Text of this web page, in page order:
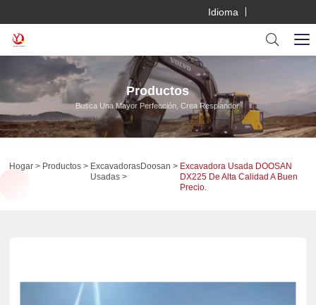
Idioma
Productos
Busca Una Mayor Perfección, Crea Resplandor.
Hogar Productos
Excavadoras
Usadas
Doosan
Excavadora Usada DOOSAN
DX225 De Alta Calidad A Buen
Precio.